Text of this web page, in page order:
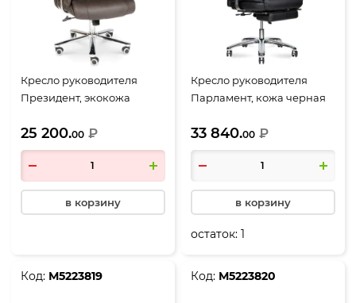
Кресло руководителя
Президент, экокожа
25 200.00 ₽
в корзину
Кресло руководителя
Парламент, кожа черная
33 840.00 ₽
в корзину
остаток:1
Код: М5223819 Код: М5223820